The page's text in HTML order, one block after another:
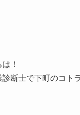
！
診断士で下町のコト